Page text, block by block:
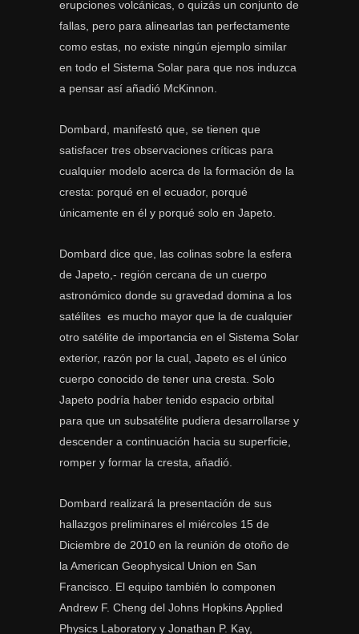
erupciones volcánicas, o quizás un conjunto de
fallas, pero para alinearlas tan perfectamente
como estas, no existe ningún ejemplo similar
en todo el Sistema Solar para que nos induzca
a pensar así añadió McKinnon.
Dombard, manifestó que, se tienen que
satisfacer tres observaciones críticas para
cualquier modelo acerca de la formación de la
cresta: porqué en el ecuador, porqué
únicamente en él y porqué solo en Japeto.
Dombard dice que, las colinas sobre la esfera
de Japeto,- región cercana de un cuerpo
astronómico donde su gravedad domina a los
satélites  es mucho mayor que la de cualquier
otro satélite de importancia en el Sistema Solar
exterior, razón por la cual, Japeto es el único
cuerpo conocido de tener una cresta. Solo
Japeto podría haber tenido espacio orbital
para que un subsatélite pudiera desarrollarse y
descender a continuación hacia su superficie,
romper y formar la cresta, añadió.
Dombard realizará la presentación de sus
hallazgos preliminares el miércoles 15 de
Diciembre de 2010 en la reunión de otoño de
la American Geophysical Union en San
Francisco. El equipo también lo componen
Andrew F. Cheng del Johns Hopkins Applied
Physics Laboratory y Jonathan P. Kay,